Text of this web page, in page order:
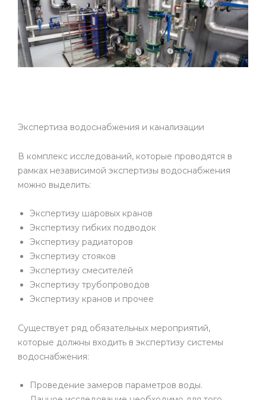
Экспертиза водоснабжения и канализации
В комплекс исследований, которые проводятся в
рамках независимой экспертизы водоснабжения
можно выделить:
Экспертизу шаровых кранов
Экспертизу гибких подводок
Экспертизу радиаторов
Экспертизу стояков
Экспертизу смесителей
Экспертизу трубопроводов
Экспертизу кранов и прочее
Существует ряд обязательных мероприятий,
которые должны входить в экспертизу системы
водоснабжения:
Проведение замеров параметров воды.